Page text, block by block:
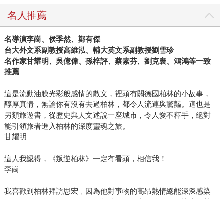
名人推薦
名導演李崗、侯季然、鄭有傑
台大外文系副教授高維泓、輔大英文系副教授劉雪珍
名作家甘耀明、吳億偉、孫梓評、蔡素芬、劉克襄、鴻鴻等一致
推薦
這是流動油膜光彩般感情的散文，裡頭有關德國柏林的小故事，
醇厚真情，無論你有沒有去過柏林，都令人流連與驚豔。這也是
另類旅遊書，從歷史與人文述說一座城市，令人愛不釋手，絕對
能引領旅者進入柏林的深度靈魂之旅。
甘耀明
這人我認得，《叛逆柏林》一定有看頭，相信我！
李崗
我喜歡到柏林拜訪思宏，因為他對事物的高昂熱情總能深深感染